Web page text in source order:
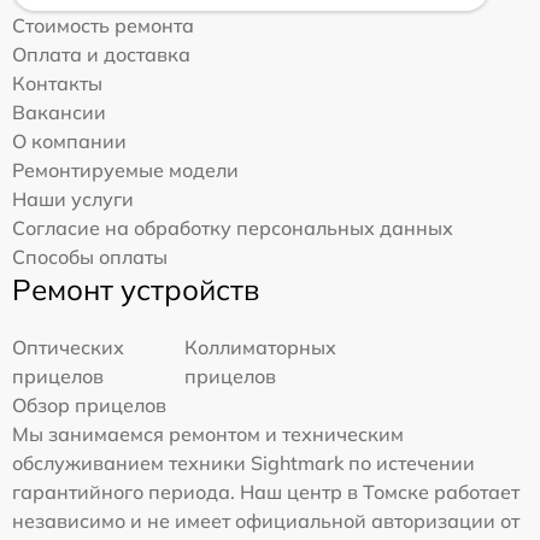
Стоимость ремонта
Оплата и доставка
Контакты
Вакансии
О компании
Ремонтируемые модели
Наши услуги
Согласие на обработку персональных данных
Способы оплаты
Ремонт устройств
Оптических
прицелов
Коллиматорных
прицелов
Обзор прицелов
Мы занимаемся ремонтом и техническим
обслуживанием техники Sightmark по истечении
гарантийного периода. Наш центр в Томске работает
независимо и не имеет официальной авторизации от